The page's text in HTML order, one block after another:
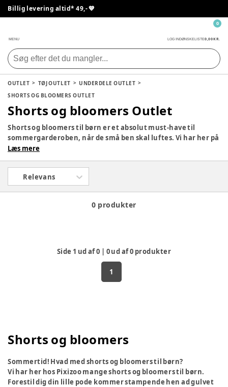
Billig levering altid* 49,- 💙
MENU LOG INDØNSKELISTE0,00 KR.
0
OUTLET TØJ OUTLET
UNDERDELE OUTLET
SHORTS OG BLOOMERS OUTLET
Shorts og bloomers Outlet
Shorts og bloomers til børn er et absolut must-have til
sommergarderoben, når de små ben skal luftes. Vi har her på
siden et væld af muligheder, så tag endelig et kig i vores fine
noget, der falder i din smag?
Læs mere
Relevans
0 produkter
Side 1 ud af0 | 0ud af0 produkter
1
Shorts og bloomers
Sommertid! Hvad med shorts og bloomers til børn?
Vi har her hos Pixizoo mange shorts og bloomers til børn.
Forestil dig din lille pode kommer stampende hen ad gulvet